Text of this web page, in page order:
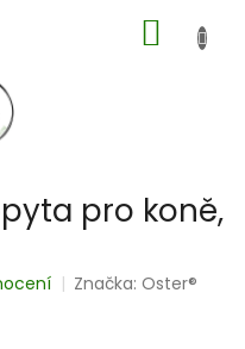
KOŠÍK
pro koně,
Značka:Oster®